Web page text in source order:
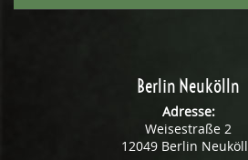
Berlin Neukölln
Adresse:
Weisestraße 2
12049 Berlin